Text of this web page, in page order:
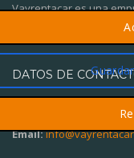
Vayrentacar es una
diferencia por el trato
DATOS DE
Oficina:(+34) 621 15 12
(+34) 621 15
Email: